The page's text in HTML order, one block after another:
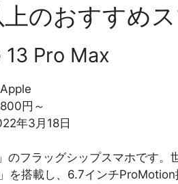
上のおすすめ
13 Pro Max
円～
年3月18日
のフラッグシップスマホです。
を搭載し、6.7インチ